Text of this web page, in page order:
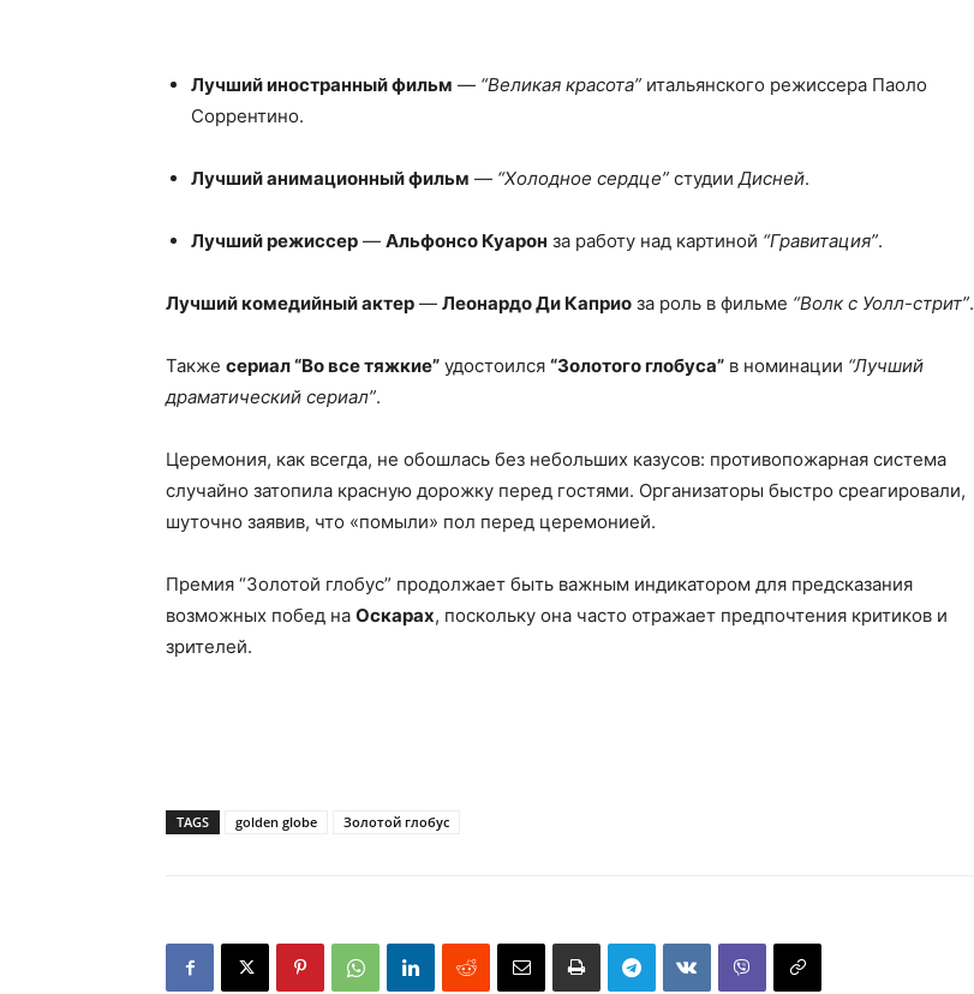
Лучший иностранный фильм — “Великая красота” итальянского режиссера Паоло
Соррентино.
Лучший анимационный фильм — “Холодное сердце” студииДисней.
Лучший режиссер — Альфонсо Куарон за работу над картиной “Гравитация”.
Лучший комедийный актер — Леонардо Ди Каприо за роль в фильме “Волк с Уолл-стрит”.
Также сериал “Во все тяжкие” удостоился “Золотого глобуса” в номинации “Лучший
драматический сериал”.
Церемония, как всегда, не обошлась без небольших казусов: противопожарная система
случайно затопила красную дорожку перед гостями. Организаторы быстро среагировали,
шуточно заявив, что «помыли» пол перед церемонией.
Премия “Золотой глобус” продолжает быть важным индикатором для предсказания
возможных побед на Оскарах, поскольку она часто отражает предпочтения критиков и
зрителей.
TAGS golden globe Золотой глобус